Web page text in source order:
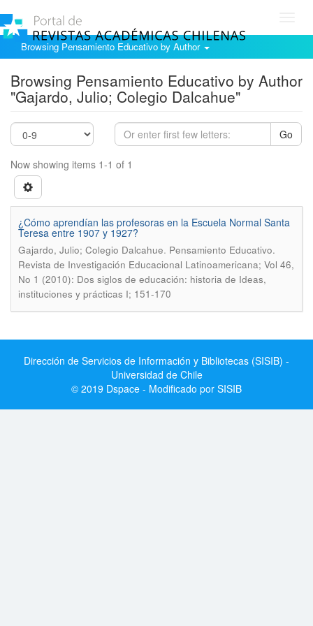
Browsing Pensamiento Educativo by Author
Browsing Pensamiento Educativo by Author
"Gajardo, Julio; Colegio Dalcahue"
Go
Now showing items 1-1 of 1
¿Cómo aprendían las profesoras en la Escuela Normal Santa
Teresa entre 1907 y 1927?
Gajardo, Julio; Colegio Dalcahue. Pensamiento Educativo.
Revista de Investigación Educacional Latinoamericana; Vol 46,
No 1 (2010): Dos siglos de educación: historia de Ideas,
instituciones y prácticas I; 151-170
Dirección de Servicios de Información y Bibliotecas (SISIB) -
Universidad de Chile
© 2019 Dspace - Modificado por SISIB